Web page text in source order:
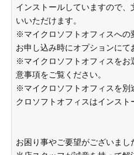
インストールしていますので
いいただけます。
※マイクロソフトオフィスへの
お申し込み時にオプションにて
※マイクロソフトオフィスをお
意事項をご覧ください。
※マイクロソフトオフィスを別
クロソフトオフィスはインスト
お困り事やご要望がございまし